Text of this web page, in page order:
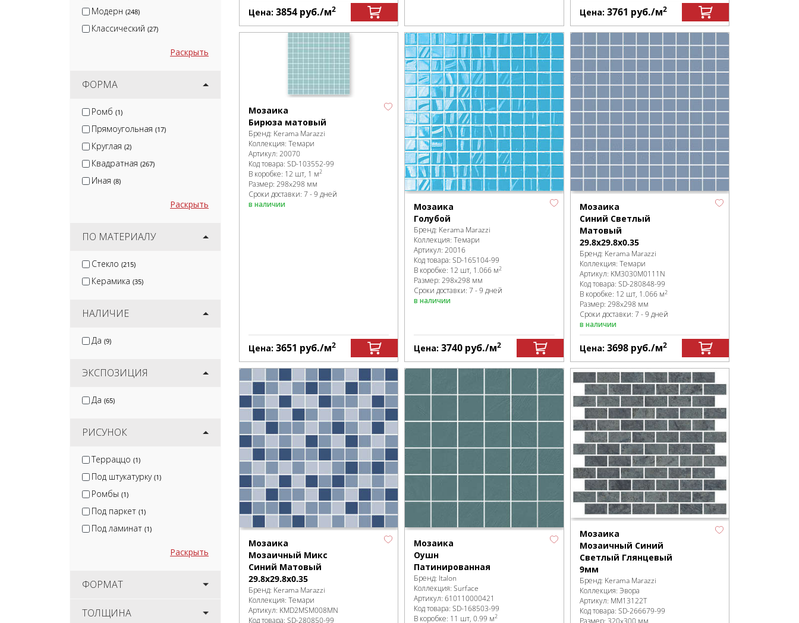
Модерн (248)
Классический (27)
Раскрыть
ФОРМА
Ромб (1)
Прямоугольная (17)
Круглая (2)
Квадратная (267)
Иная (8)
Раскрыть
ПО МАТЕРИАЛУ
Стекло (215)
Керамика (35)
НАЛИЧИЕ
Да (9)
ЭКСПОЗИЦИЯ
Да (65)
РИСУНОК
Терраццо (1)
Под штукатурку (1)
Ромбы (1)
Под паркет (1)
Под ламинат (1)
Раскрыть
ФОРМАТ
ТОЛЩИНА
Цена: 3854 руб./м2 Цена: 3761 руб./м2
Мозаика
Бирюза матовый
Бренд: Kerama Marazzi
Коллекция: Темари
Артикул: 20070
Код товара: SD-103552-99
В коробке: 12 шт, 1 м2
Размер: 298x298 мм
Сроки доставки: 7 - 9 дней
в наличии
Цена: 3651 руб./м2
Мозаика
Голубой
Бренд: Kerama Marazzi
Коллекция:Темари
Артикул:20016
Код товара:SD-165104-99
В коробке: 12 шт, 1.066 м2
Размер:298x298 мм
Сроки доставки: 7 - 9 дней
в наличии
Цена:3740 руб./м2
Мозаика
Синий Светлый
Матовый
29.8x29.8x0.35
Бренд: Kerama Marazzi
Коллекция: Темари
Артикул: KM3030M0111N
Код товара: SD-280848-99
В коробке: 12 шт, 1.066 м2
Размер: 298x298 мм
Сроки доставки: 7 - 9 дней
в наличии
Цена: 3698 руб./м2
Мозаика
Мозаичный Микс
Синий Матовый
29.8x29.8x0.35
Бренд: Kerama Marazzi
Коллекция: Темари
Артикул: KMD2MSM008MN
Код товара: SD-280850-99
Мозаика
Оушн
Патинированная
Бренд: Italon
Коллекция:Surface
Артикул:610110000421
Код товара:SD-168503-99
В коробке: 11 шт, 0.99 м2
Мозаика
Мозаичный Синий
Светлый Глянцевый
9мм
Бренд: Kerama Marazzi
Коллекция: Эвора
Артикул: MM13122T
Код товара: SD-266679-99
Размер: 320x300 мм